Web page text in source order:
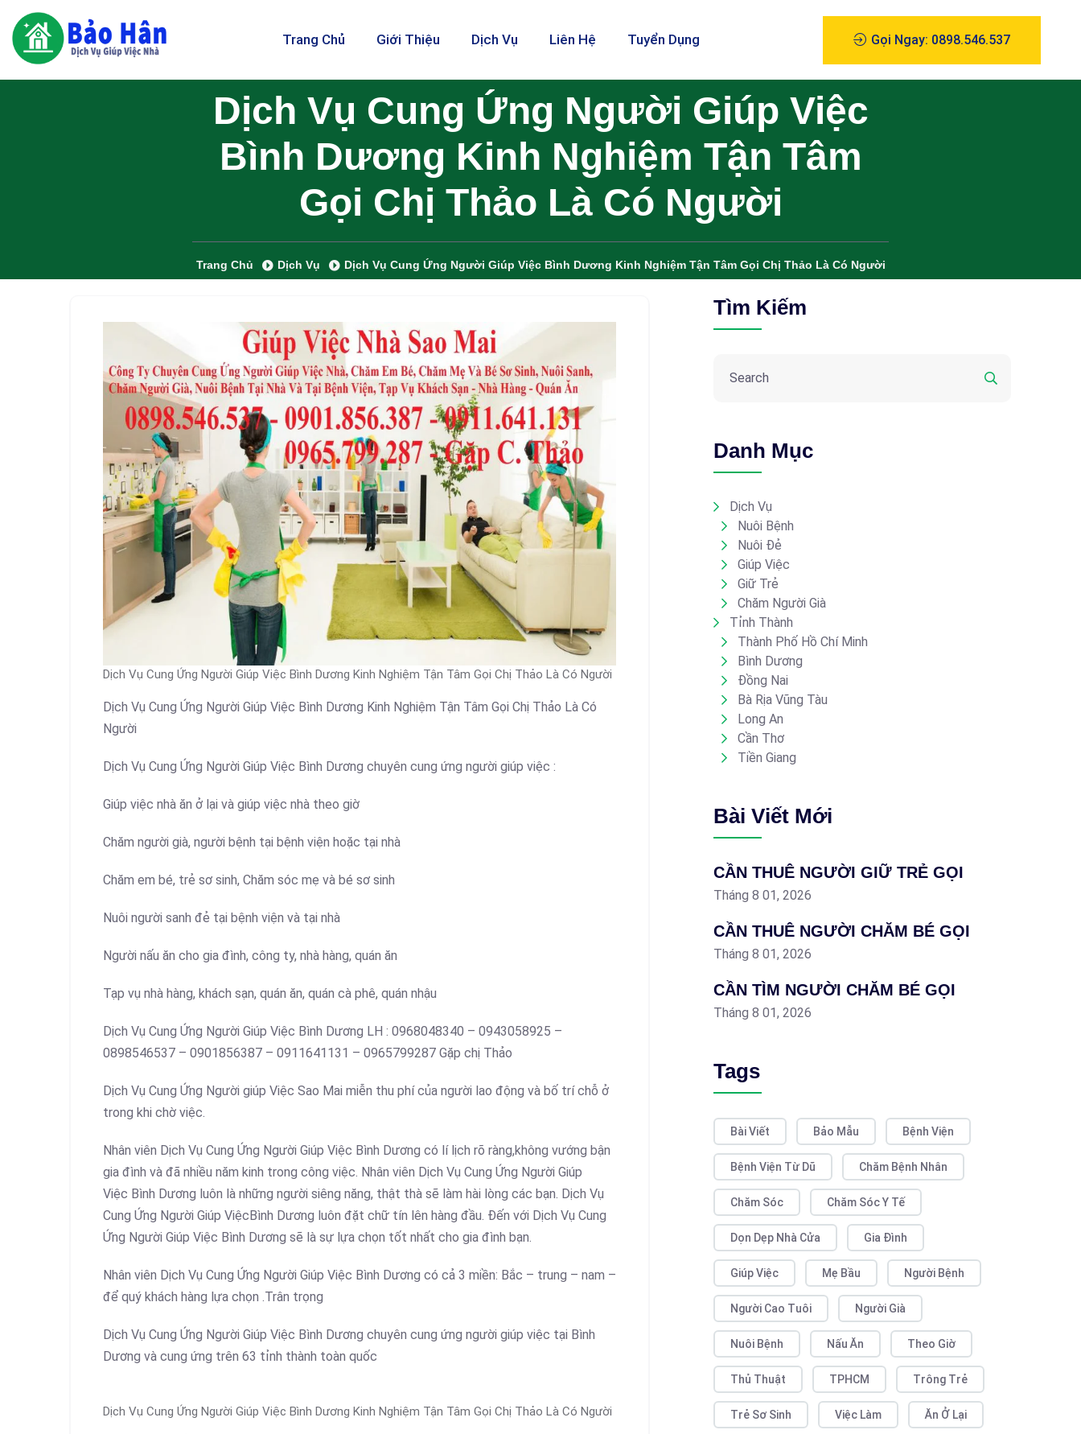
Trang Chủ Giới Thiệu Dịch Vụ Liên Hệ Tuyển Dụng Gọi Ngay: 0898.546.537
Dịch Vụ Cung Ứng Người Giúp Việc
Bình Dương Kinh Nghiệm Tận Tâm
Gọi Chị Thảo Là Có Người
Trang Chủ Dịch Vụ Dịch Vụ Cung Ứng Người Giúp Việc Bình Dương Kinh Nghiệm Tận Tâm Gọi Chị Thảo Là Có Người
Dịch Vụ Cung Ứng Người Giúp Việc Bình Dương Kinh Nghiệm Tận Tâm Gọi Chị Thảo Là Có Người
Dịch Vụ Cung Ứng Người Giúp Việc Bình Dương Kinh Nghiệm Tận Tâm Gọi Chị Thảo Là Có
Người
Dịch Vụ Cung Ứng Người Giúp Việc Bình Dương chuyên cung ứng người giúp việc :
Giúp việc nhà ăn ở lại và giúp việc nhà theo giờ
Chăm người già, người bệnh tại bệnh viện hoặc tại nhà
Chăm em bé, trẻ sơ sinh, Chăm sóc mẹ và bé sơ sinh
Nuôi người sanh đẻ tại bệnh viện và tại nhà
Người nấu ăn cho gia đình, công ty, nhà hàng, quán ăn
Tạp vụ nhà hàng, khách sạn, quán ăn, quán cà phê, quán nhậu
Dịch Vụ Cung Ứng Người Giúp Việc Bình Dương LH : 0968048340 – 0943058925 –
0898546537 – 0901856387 – 0911641131 – 0965799287 Gặp chị Thảo
Dịch Vụ Cung Ứng Người giúp Việc Sao Mai miễn thu phí của người lao động và bố trí chỗ ở
trong khi chờ việc.
Nhân viên Dịch Vụ Cung Ứng Người Giúp Việc Bình Dương có lí lịch rõ ràng,không vướng bận
gia đình và đã nhiều năm kinh trong công việc. Nhân viên Dịch Vụ Cung Ứng Người Giúp
Việc Bình Dương luôn là những người siêng năng, thật thà sẽ làm hài lòng các bạn. Dịch Vụ
Cung Ứng Người Giúp ViệcBình Dương luôn đặt chữ tín lên hàng đầu. Đến với Dịch Vụ Cung
Ứng Người Giúp Việc Bình Dương sẽ là sự lựa chọn tốt nhất cho gia đình bạn.
Nhân viên Dịch Vụ Cung Ứng Người Giúp Việc Bình Dương có cả 3 miền: Bắc – trung – nam –
để quý khách hàng lựa chọn .Trân trọng
Dịch Vụ Cung Ứng Người Giúp Việc Bình Dương chuyên cung ứng người giúp việc tại Bình
Dương và cung ứng trên 63 tỉnh thành toàn quốc
Dịch Vụ Cung Ứng Người Giúp Việc Bình Dương Kinh Nghiệm Tận Tâm Gọi Chị Thảo Là Có Người
Tìm Kiếm
Danh Mục
Dịch Vụ
Nuôi Bệnh
Nuôi Đẻ
Giúp Việc
Giữ Trẻ
Chăm Người Già
Tỉnh Thành
Thành Phố Hồ Chí Minh
Bình Dương
Đồng Nai
Bà Rịa Vũng Tàu
Long An
Cần Thơ
Tiền Giang
Bài Viết Mới
CẦN THUÊ NGƯỜI GIỮ TRẺ GỌI
Tháng 8 01, 2026
CẦN THUÊ NGƯỜI CHĂM BÉ GỌI
Tháng 8 01, 2026
CẦN TÌM NGƯỜI CHĂM BÉ GỌI
Tháng 8 01, 2026
Tags
Bài Viết Bảo Mẫu Bệnh Viện
Bệnh Viện Từ Dũ Chăm Bệnh Nhân
Chăm Sóc Chăm Sóc Y Tế
Dọn Dẹp Nhà Cửa Gia Đình
Giúp Việc Mẹ Bầu Người Bệnh
Người Cao Tuôi Người Già
Nuôi Bệnh Nấu Ăn Theo Giờ
Thủ Thuật TPHCM Trông Trẻ
Trẻ Sơ Sinh Việc Làm Ăn Ở Lại